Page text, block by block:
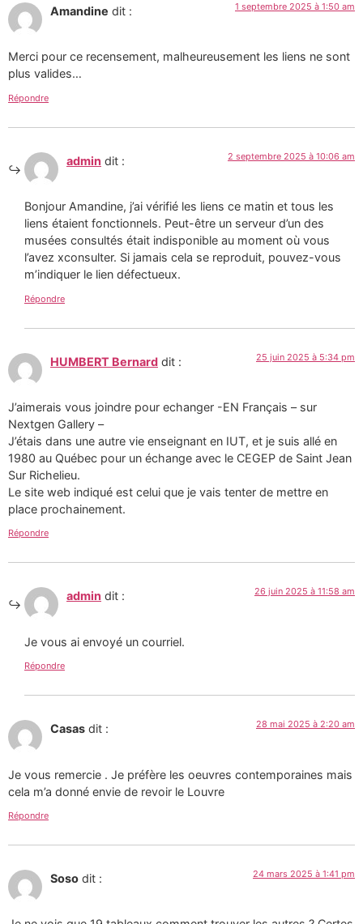
Amandine dit : 1 septembre 2025 à 1:50 am
Merci pour ce recensement, malheureusement les liens ne sont
plus valides…
Répondre
admin dit : 2 septembre 2025 à 10:06 am
Bonjour Amandine, j’ai vérifié les liens ce matin et tous les
liens étaient fonctionnels. Peut-être un serveur d’un des
musées consultés était indisponible au moment où vous
l’avez xconsulter. Si jamais cela se reproduit, pouvez-vous
m’indiquer le lien défectueux.
Répondre
HUMBERT Bernard dit : 25 juin 2025 à 5:34 pm
J’aimerais vous joindre pour echanger -EN Français – sur
Nextgen Gallery –
J’étais dans une autre vie enseignant en IUT, et je suis allé en
1980 au Québec pour un échange avec le CEGEP de Saint Jean
Sur Richelieu.
Le site web indiqué est celui que je vais tenter de mettre en
place prochainement.
Répondre
admin dit : 26 juin 2025 à 11:58 am
Je vous ai envoyé un courriel.
Répondre
Casas dit : 28 mai 2025 à 2:20 am
Je vous remercie . Je préfère les oeuvres contemporaines mais
cela m’a donné envie de revoir le Louvre
Répondre
Soso dit : 24 mars 2025 à 1:41 pm